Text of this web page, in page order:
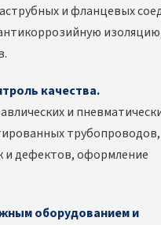
и фланцевых
качества.
и
трубопроводов,
и дефектов, оформление
оборудованием и